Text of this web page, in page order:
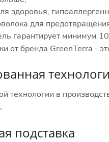
здоровья,
для
гарантирует минимум
от бренда GreenTerra -
технологии в
подставка